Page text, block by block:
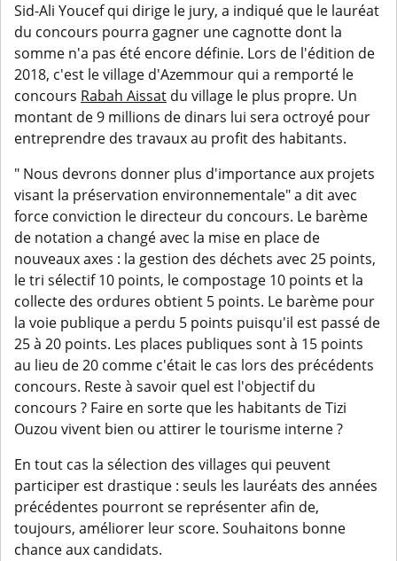
Sid-Ali Youcef qui dirige le jury, a indiqué que le lauréat
du concours pourra gagner une cagnotte dont la
somme n'a pas été encore définie. Lors de l'édition de
2018, c'est le village d'Azemmour qui a remporté le
concours Rabah Aissat du village le plus propre. Un
montant de 9 millions de dinars lui sera octroyé pour
entreprendre des travaux au profit des habitants.
" Nous devrons donner plus d'importance aux projets
visant la préservation environnementale" a dit avec
force conviction le directeur du concours. Le barème
de notation a changé avec la mise en place de
nouveaux axes : la gestion des déchets avec 25 points,
le tri sélectif 10 points, le compostage 10 points et la
collecte des ordures obtient 5 points. Le barème pour
la voie publique a perdu 5 points puisqu'il est passé de
25 à 20 points. Les places publiques sont à 15 points
au lieu de 20 comme c'était le cas lors des précédents
concours. Reste à savoir quel est l'objectif du
concours ? Faire en sorte que les habitants de Tizi
Ouzou vivent bien ou attirer le tourisme interne ?
En tout cas la sélection des villages qui peuvent
participer est drastique : seuls les lauréats des années
précédentes pourront se représenter afin de,
toujours, améliorer leur score. Souhaitons bonne
chance aux candidats.